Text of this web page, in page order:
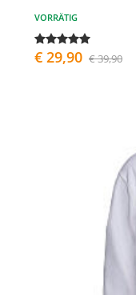
VORRÄTIG
€ 29,90 € 39,90